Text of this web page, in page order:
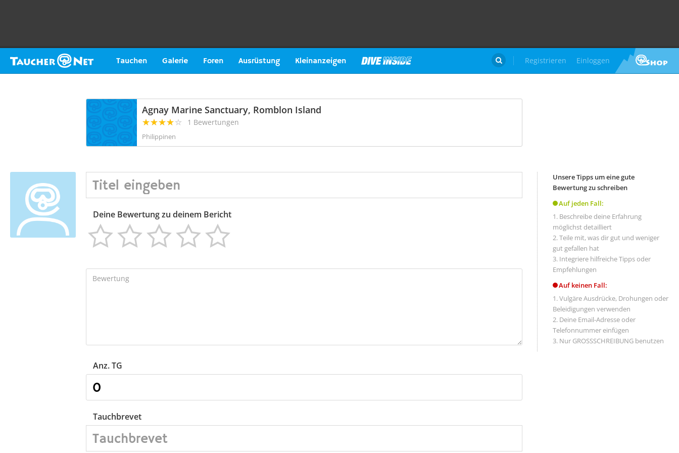
Tauchen Galerie Foren Ausrüstung Kleinanzeigen Registrieren Einloggen

Agnay Marine Sanctuary, Romblon Island
1 Bewertungen
Philippinen
Unsere Tipps um eine gute
Bewertung zu schreiben
Auf jeden Fall:
Beschreibe deine Erfahrung
möglichst detailliert
Teile mit, was dir gut und weniger
gut gefallen hat
Integriere hilfreiche Tipps oder
Empfehlungen
Auf keinen Fall:
Vulgäre Ausdrücke, Drohungen oder
Beleidigungen verwenden
Deine Email-Adresse oder
Telefonnummer einfügen
Nur GROSSSCHREIBUNG benutzen
Deine Bewertung zu deinem Bericht
    
Anz. TG
Tauchbrevet